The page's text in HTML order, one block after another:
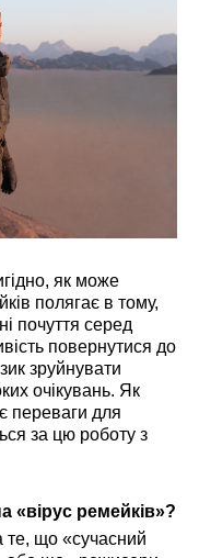
як може
полягає в тому,
почуття серед
повернутися до
зруйнувати
очікувань. Як
переваги для
за цю роботу з
«вірус ремейків»?
що «сучасний